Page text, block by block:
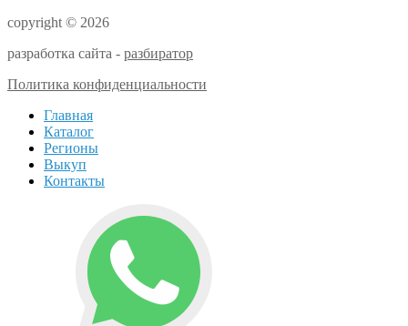
copyright © 2026
разработка сайта - разбиратор
Политика конфиденциальности
Главная
Каталог
Регионы
Выкуп
Контакты